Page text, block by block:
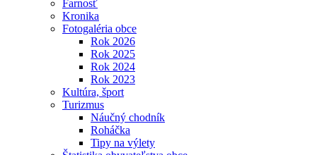
Farnosť
Kronika
Fotogaléria obce
Rok 2026
Rok 2025
Rok 2024
Rok 2023
Kultúra, šport
Turizmus
Náučný chodník
Roháčka
Tipy na výlety